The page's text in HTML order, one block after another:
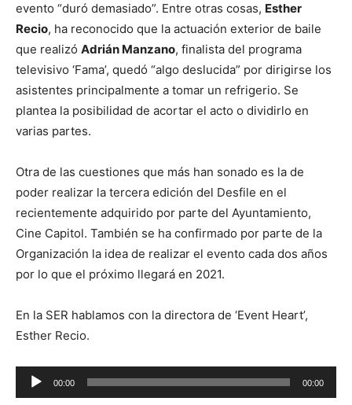
evento “duró demasiado”. Entre otras cosas, Esther
Recio, ha reconocido que la actuación exterior de baile
que realizó Adrián Manzano, finalista del programa
televisivo ‘Fama’, quedó “algo deslucida” por dirigirse los
asistentes principalmente a tomar un refrigerio. Se
plantea la posibilidad de acortar el acto o dividirlo en
varias partes.
Otra de las cuestiones que más han sonado es la de
poder realizar la tercera edición del Desfile en el
recientemente adquirido por parte del Ayuntamiento,
Cine Capitol. También se ha confirmado por parte de la
Organización la idea de realizar el evento cada dos años
por lo que el próximo llegará en 2021.
En la SER hablamos con la directora de ‘Event Heart’,
Esther Recio.
e
00:00 00:00